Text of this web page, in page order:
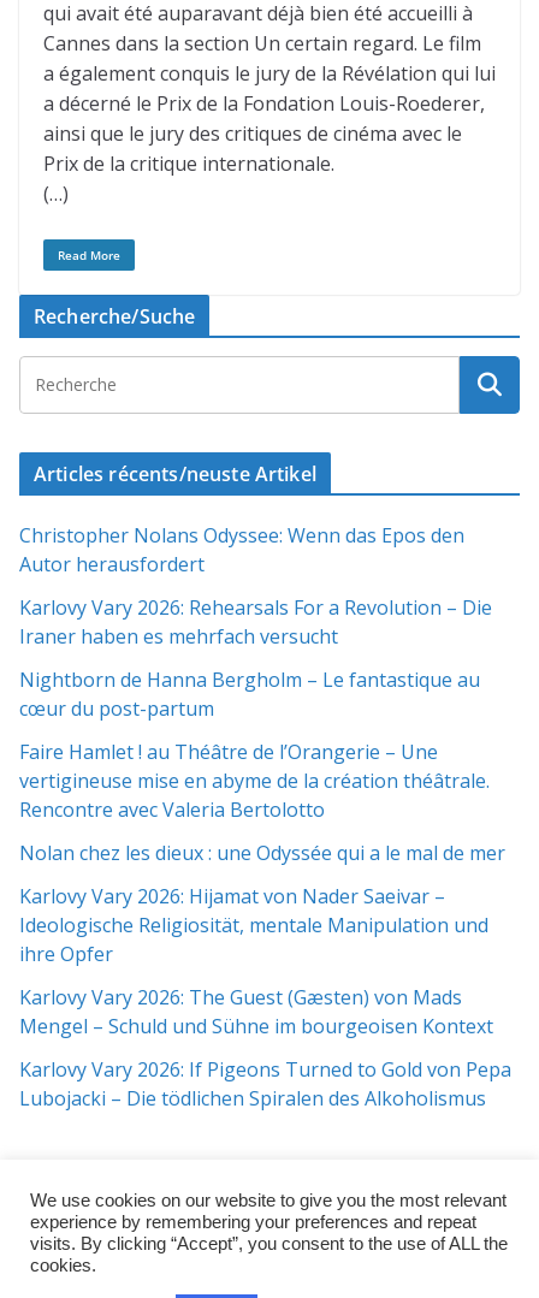
qui avait été auparavant déjà bien été accueilli à
Cannes dans la section Un certain regard. Le film
a également conquis le jury de la Révélation qui lui
a décerné le Prix de la Fondation Louis-Roederer,
ainsi que le jury des critiques de cinéma avec le
Prix de la critique internationale.
(…)
Read More
Recherche/Suche
Articles récents/neuste Artikel
Christopher Nolans Odyssee: Wenn das Epos den
Autor herausfordert
Karlovy Vary 2026: Rehearsals For a Revolution – Die
Iraner haben es mehrfach versucht
Nightborn de Hanna Bergholm – Le fantastique au
cœur du post-partum
Faire Hamlet ! au Théâtre de l’Orangerie – Une
vertigineuse mise en abyme de la création théâtrale.
Rencontre avec Valeria Bertolotto
Nolan chez les dieux : une Odyssée qui a le mal de mer
Karlovy Vary 2026: Hijamat von Nader Saeivar​​ –
Ideologische Religiosität, mentale Manipulation und
ihre Opfer
Karlovy Vary 2026: The Guest (Gæsten) von Mads
Mengel – Schuld und Sühne im bourgeoisen Kontext
Karlovy Vary 2026: If Pigeons Turned to Gold von Pepa
Lubojacki – Die tödlichen Spiralen des Alkoholismus
We use cookies on our website to give you the most relevant
experience by remembering your preferences and repeat
visits. By clicking “Accept”, you consent to the use of ALL the
cookies.